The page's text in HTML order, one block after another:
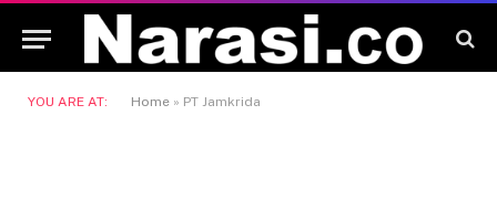
YOU ARE AT: Home » PT Jamkrida